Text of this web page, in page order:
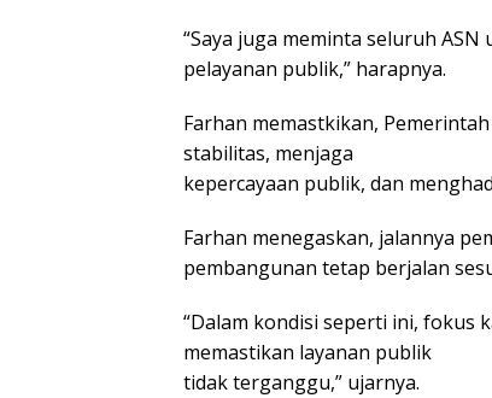
“Saya juga meminta seluruh
pelayanan publik,” harapnya.
Farhan memastkikan,
stabilitas, menjaga
kepercayaan publik, dan
Farhan menegaskan, jalannya
pembangunan tetap berjalan
“Dalam kondisi seperti ini, fokus
memastikan layanan publik
tidak terganggu,” ujarnya.